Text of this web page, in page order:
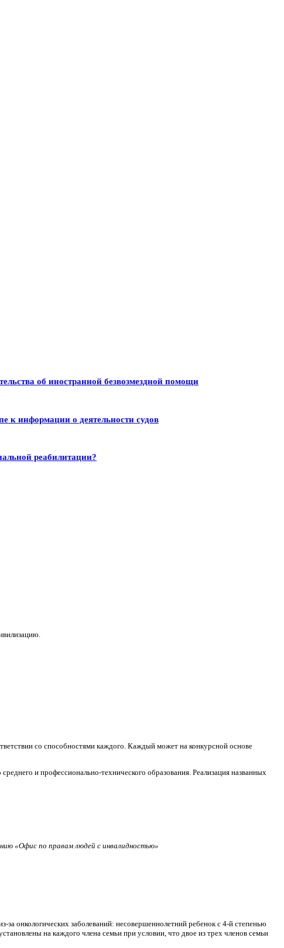
об иностранной безвозмездной помощи
к информации о деятельности судов
реабилитации?
со способностями каждого. Каждый может на конкурсной основе
и профессионально-технического образования. Реализация названных
«Офис по правам людей с инвалидностью»
онкологических заболеваний: несовершеннолетний ребенок с 4-й степенью
на каждого члена семьи при условии, что двое из трех членов семьи